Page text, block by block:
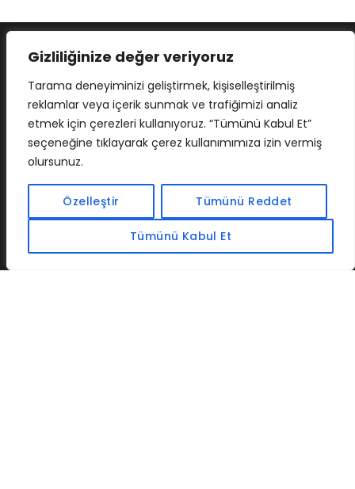
Gizliliğinize değer veriyoruz
Tarama deneyiminizi geliştirmek, kişiselleştirilmiş
reklamlar veya içerik sunmak ve trafiğimizi analiz
etmek için çerezleri kullanıyoruz. “Tümünü Kabul Et”
seçeneğine tıklayarak çerez kullanımımıza izin vermiş
olursunuz.
Özelleştir Tümünü Reddet
Tümünü Kabul Et
İLETIŞIM BAF CADSOFTUSA MAXIMUMPCGUIDES